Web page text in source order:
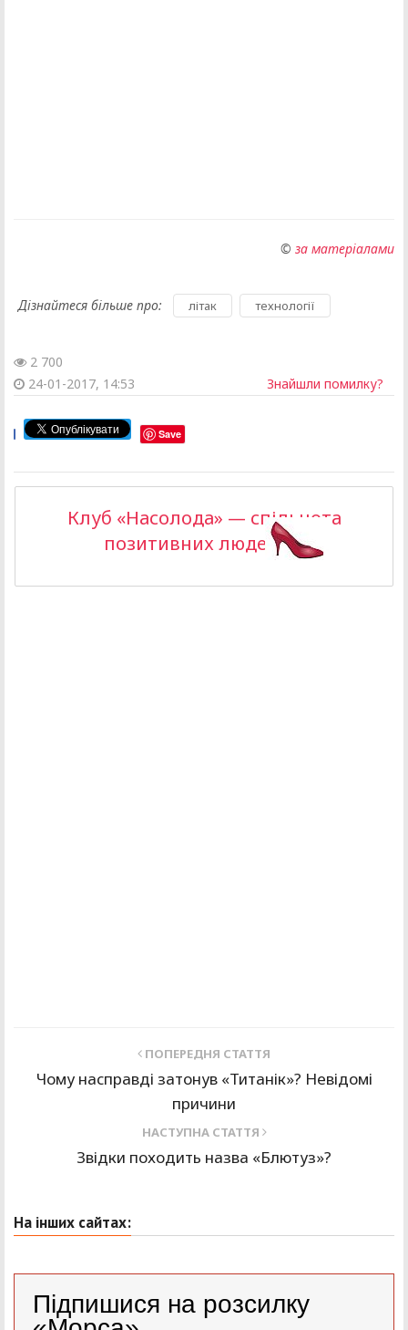
© за матеріалами
Дізнайтеся більше про: літак технології
2 700
24-01-2017, 14:53
Знайшли помилку?
Save
Клуб «Насолода» — спільнота
позитивних людей >>
ПОПЕРЕДНЯ СТАТТЯ
Чому насправді затонув «Титанік»? Невідомі
причини
НАСТУПНА СТАТТЯ
Звідки походить назва «Блютуз»?
На інших сайтах:
Підпишися на розсилку